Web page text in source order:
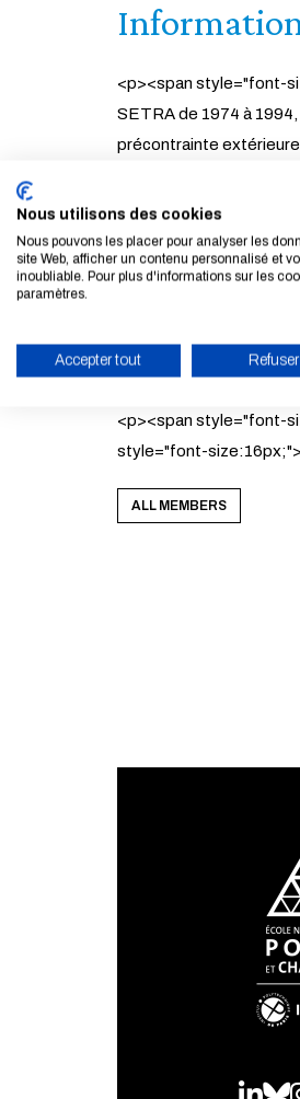
<p><span style="font-
SETRA de 1974 à
précontrainte
affecté à l&#39;École
1995, il quitte
concepteur de
François Klein.</
d&rsquo;excellence
d&rsquo;Or de
Précontrainte (FIP),
style="font-size:
<p><span style="font-
style="font-
ALL MEMBERS
Nous utilisons des cookies
Nous pouvons les placer pour analyser les
site Web, afficher un contenu personnalisé et
inoubliable. Pour plus d'informations sur les
paramètres.
Accepter tout Refuser